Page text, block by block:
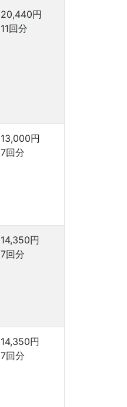
20,440円
11回分
13,000円
7回分
14,350円
7回分
14,350円
7回分